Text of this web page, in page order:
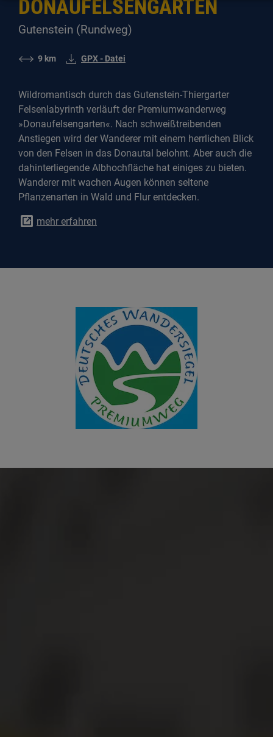
DONAUFELSENGARTEN
Gutenstein (Rundweg)
9 km GPX - Datei
Wildromantisch durch das Gutenstein-Thiergarter
Felsenlabyrinth verläuft der Premiumwanderweg
»Donaufelsengarten«. Nach schweißtreibenden
Anstiegen wird der Wanderer mit einem herrlichen Blick
von den Felsen in das Donautal belohnt. Aber auch die
dahinterliegende Albhochfläche hat einiges zu bieten.
Wanderer mit wachen Augen können seltene
Pflanzenarten in Wald und Flur entdecken.
mehr erfahren